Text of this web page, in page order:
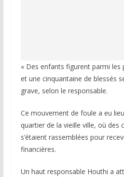
« Des enfants figurent parmi les
et une cinquantaine de blessés
grave, selon le responsable.
Ce mouvement de foule a eu
quartier de la vieille ville, où des
s’étaient rassemblées pour
financières.
Un haut responsable Houthi a